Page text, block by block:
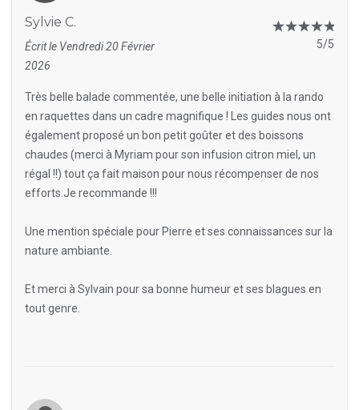
Sylvie C.
Écrit le Vendredi 20 Février
2026
5/5
Très belle balade commentée, une belle initiation à la rando
en raquettes dans un cadre magnifique ! Les guides nous ont
également proposé un bon petit goûter et des boissons
chaudes (merci à Myriam pour son infusion citron miel, un
régal !!) tout ça fait maison pour nous récompenser de nos
efforts.Je recommande !!!
Une mention spéciale pour Pierre et ses connaissances sur la
nature ambiante.
Et merci à Sylvain pour sa bonne humeur et ses blagues en
tout genre.